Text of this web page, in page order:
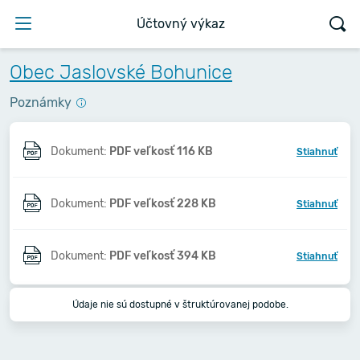
Účtovný výkaz
Obec Jaslovské Bohunice
Poznámky
Dokument: PDF veľkosť 116 KB Stiahnuť
Dokument: PDF veľkosť 228 KB Stiahnuť
Dokument: PDF veľkosť 394 KB Stiahnuť
Údaje nie sú dostupné v štruktúrovanej podobe.